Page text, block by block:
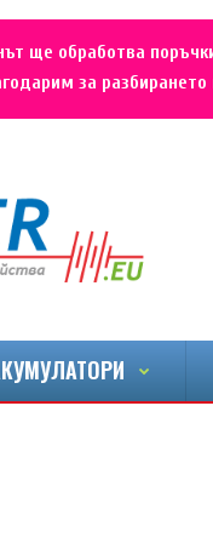
ще обработва
за